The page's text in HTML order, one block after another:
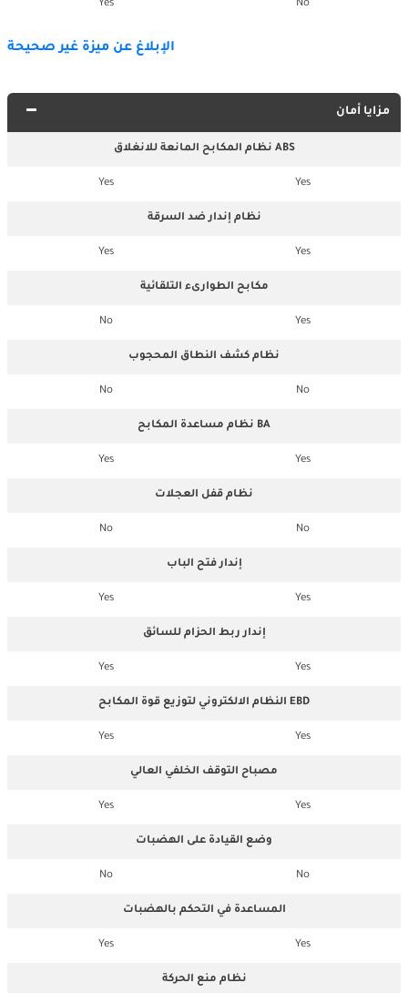
No
Yes
الإبلاغ عن ميزة غير صحيحة
مزايا أمان
نظام المكابح المانعة للانغلاق ABS
Yes
Yes
نظام إندار ضد السرقة
Yes
Yes
مكابح الطوارىء التلقائية
Yes
No
نظام كشف النطاق المحجوب
No
No
نظام مساعدة المكابح BA
Yes
Yes
نظام قفل العجلات
No
No
إندار فتح الباب
Yes
Yes
إندار ربط الحزام للسائق
Yes
Yes
النظام الالكتروني لتوزيع قوة المكابح EBD
Yes
Yes
مصباح التوقف الخلفي العالي
Yes
Yes
وضع القيادة على الهضبات
No
No
المساعدة في التحكم بالهضبات
Yes
Yes
نظام منع الحركة